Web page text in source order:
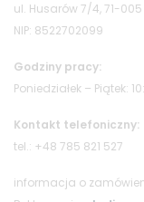
ul. Husarów 7/4, 71-
NIP: 8522702099
Godziny pracy:
Poniedziałek – Piątek:
Kontakt telefoniczny:
tel.: +48 785 821 527
informacja o